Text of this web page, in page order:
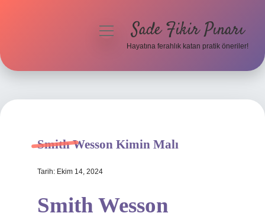
Hakkımızda
menüyüSade Fikir Pınarı
Hayatına ferahlık katan pratik öneriler!
Smith Wesson Kimin Malı
Tarih: Ekim 14, 2024
Smith Wesson